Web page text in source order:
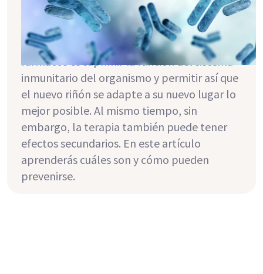
Inmediatamente después del trasplante, la
toma de los llamados inmunosupresores es
de gran importancia. La tarea de estos
fármacos es suprimir la función del sistema
inmunitario del organismo y permitir así que
el nuevo riñón se adapte a su nuevo lugar lo
mejor posible. Al mismo tiempo, sin
embargo, la terapia también puede tener
efectos secundarios. En este artículo
aprenderás cuáles son y cómo pueden
prevenirse.